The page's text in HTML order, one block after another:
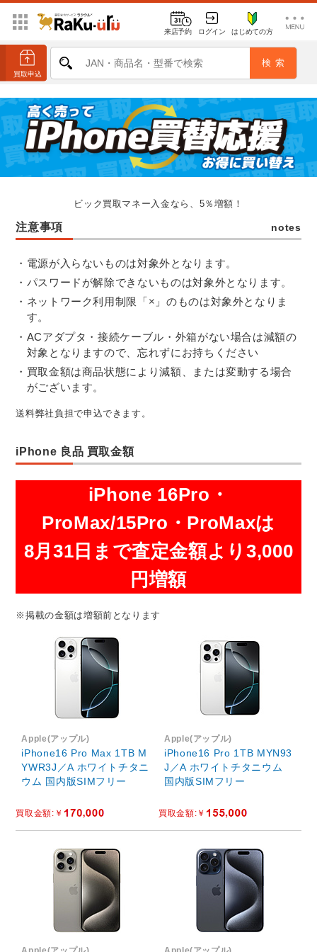
来店予約 ログイン はじめての方
ビック買取マネー入金なら、5％増額！
注意事項 notes
電源が入らないものは対象外となります。
パスワードが解除できないものは対象外となります。
ネットワーク利用制限「×」のものは対象外となりま
す。
ACアダプタ・接続ケーブル・外箱がない場合は減額の
対象となりますので、忘れずにお持ちください
買取金額は商品状態により減額、または変動する場合
がございます。
送料弊社負担で申込できます。
iPhone 良品 買取金額
iPhone 16Pro・
ProMax/15Pro・ProMaxは
8月31日まで査定金額より3,000
円増額
※掲載の金額は増額前となります
Apple(アップル)
iPhone16 Pro Max 1TB M
YWR3J／A ホワイトチタニ
ウム 国内版SIMフリー
Apple(アップル)
iPhone16 Pro 1TB MYN93
J／A ホワイトチタニウム
国内版SIMフリー